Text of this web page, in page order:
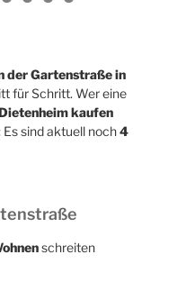
Es sind aktuell noch4
– die
die künftigen